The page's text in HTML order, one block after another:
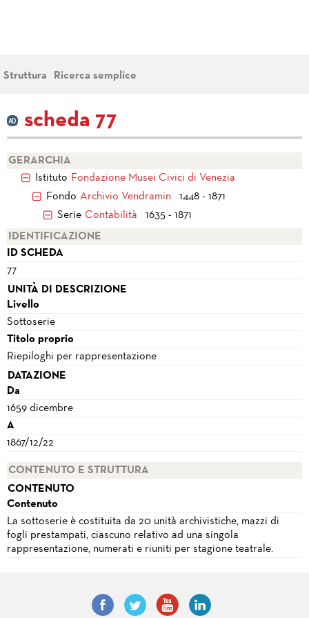
Struttura Ricerca semplice
scheda 77
GERARCHIA
Istituto Fondazione Musei Civici di Venezia
Fondo Archivio Vendramin
1448 - 1871
Serie Contabilità 1635 - 1871
IDENTIFICAZIONE
ID SCHEDA
77
UNITÀ DI DESCRIZIONE
Livello
Sottoserie
Titolo proprio
Riepiloghi per rappresentazione
DATAZIONE
Da
1659 dicembre
A
1867/12/22
CONTENUTO E STRUTTURA
CONTENUTO
Contenuto
La sottoserie è costituita da 20 unità archivistiche, mazzi di
fogli prestampati, ciascuno relativo ad una singola
rappresentazione, numerati e riuniti per stagione teatrale.